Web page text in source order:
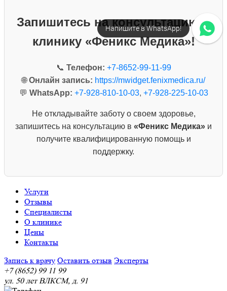
Запишитесь на консультацию в
клинику «Феникс Медика»!
📞 Телефон: +7-8652-99-11-99
🌐Онлайн запись: https://mwidget.fenixmedica.ru/
💬 WhatsApp: +7-928-810-10-03, +7-928-225-10-03
Не откладывайте заботу о своем здоровье,
запишитесь на консультацию в «Феникс Медика» и
получите квалифицированную помощь и
поддержку.
Услуги
Отзывы
Специалисты
О клинике
Цены
Контакты
Запись к врачу Оставить отзыв Эксперты
+7 (8652) 99 11 99
ул. 50 лет ВЛКСМ, д. 91
Напишите в WhatsApp!